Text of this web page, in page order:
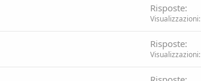
Risposte
Visualizzazioni
Risposte
Visualizzazioni